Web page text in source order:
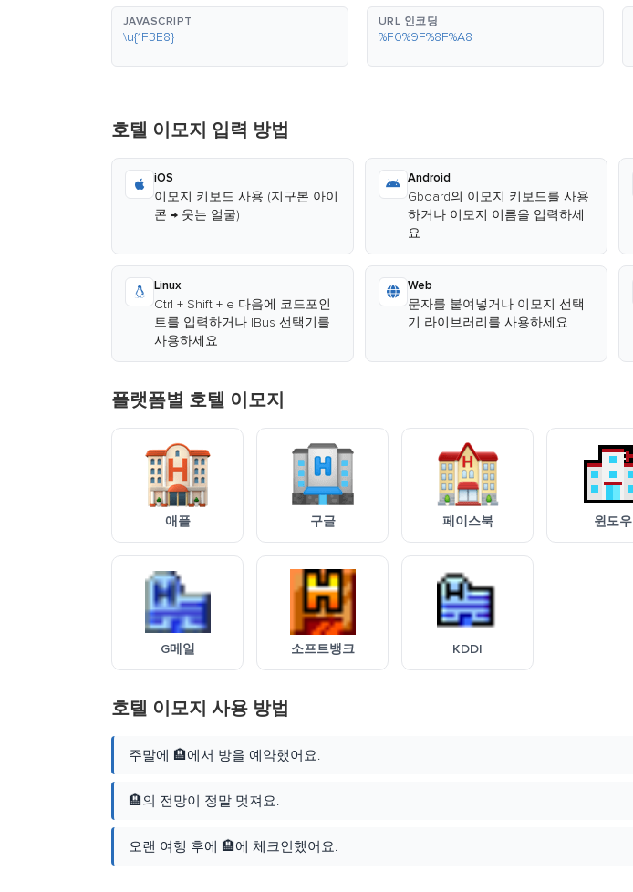
JAVASCRIPT
\u{1F3E8}
URL 인코딩
%F0%9F%8F%A8
호텔 이모지 입력 방법
iOS
이모지 키보드 사용 (지구본 아이
콘 → 웃는 얼굴)
Android
Gboard의 이모지 키보드를 사용
하거나 이모지 이름을 입력하세
요
Linux
Ctrl + Shift + e 다음에 코드포인
트를 입력하거나 IBus 선택기를
사용하세요
Web
문자를 붙여넣거나 이모지 선택
기 라이브러리를 사용하세요
플랫폼별 호텔 이모지
애플 구글 페이스북 윈도우
G메일 소프트뱅크 KDDI
호텔 이모지 사용 방법
주말에 🏨에서 방을 예약했어요.
🏨의 전망이 정말 멋져요.
오랜 여행 후에 🏨에 체크인했어요.